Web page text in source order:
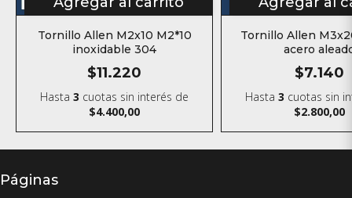
Tornillo Allen M2x10 M2*10
inoxidable 304
$11.220
Hasta3 cuotas sin interés de
$4.400,00
Tornillo Allen
acero
$7.140
Hasta3 cuotas sin
$2.800,00
Páginas